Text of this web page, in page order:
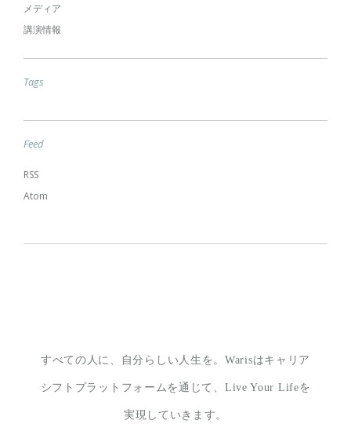
メディア
講演情報
Tags
Feed
RSS
Atom
すべての人に、自分らしい人生を。Warisはキャリア
シフトプラットフォームを通じて、 Live Your Lifeを
実現していきます。